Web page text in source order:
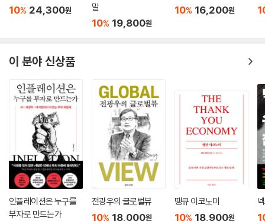
10% 24,300원
말
10% 19,800원
10% 16,200원
이 분야 신상품
인플레이션은 누구를
부자로 만드는가
전광우의 글로벌뷰
10% 18,000원
땡큐 이코노미
10% 18,900원